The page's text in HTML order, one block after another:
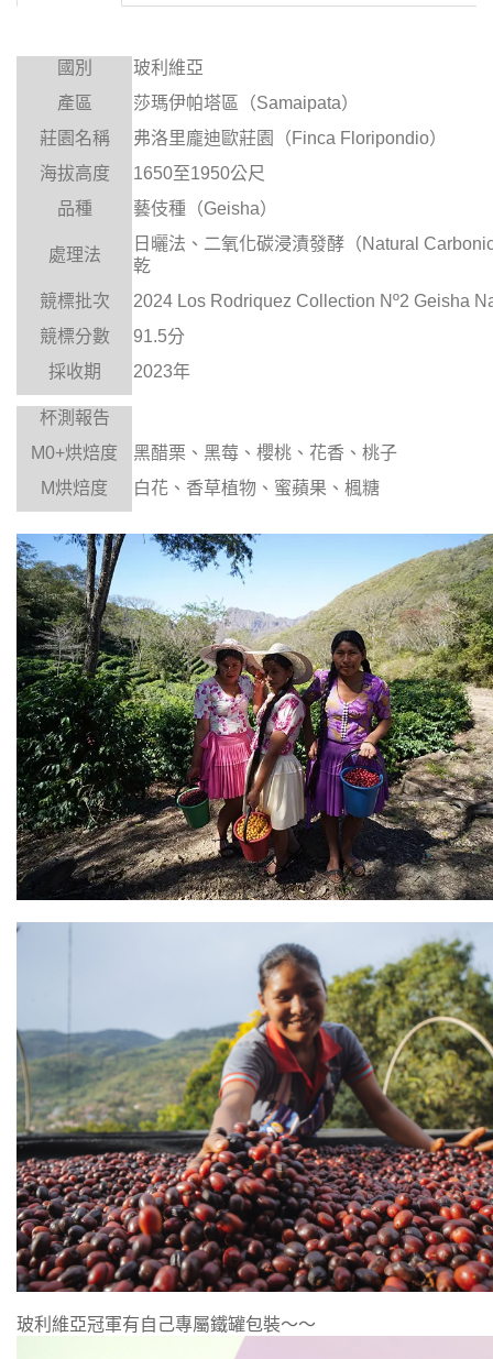
國別
玻利維亞
產區
莎瑪伊帕塔區（Samaipata）
莊園名稱
弗洛里龐迪歐莊園（Finca Floripondio）
海拔高度
1650至1950公尺
品種
藝伎種（Geisha）
處理法
日曬法、二氧化碳浸漬發酵 （Natural
乾
競標批次
2024 Los Rodriquez Collection Nº2 Geisha
競標分數
91.5分
採收期
2023年
杯測報告
M0+烘焙度
黑醋栗、黑莓、櫻桃、花香、桃子
M烘焙度 白花、香草植物、蜜蘋果、楓糖
玻利維亞冠軍有自己專屬鐵罐包裝～～